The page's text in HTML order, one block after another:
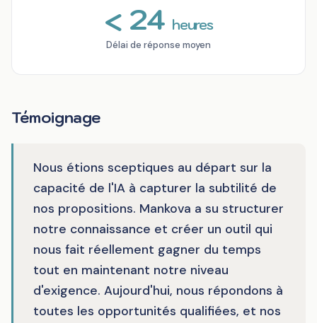
< 24 heures
Délai de réponse moyen
Témoignage
Nous étions sceptiques au départ sur la
capacité de l'IA à capturer la subtilité de
nos propositions. Mankova a su structurer
notre connaissance et créer un outil qui
nous fait réellement gagner du temps
tout en maintenant notre niveau
d'exigence. Aujourd'hui, nous répondons à
toutes les opportunités qualifiées, et nos